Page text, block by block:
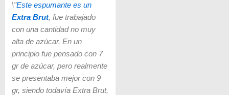
\”Este espumante es un
Extra Brut, fue trabajado
con una cantidad no muy
alta de azúcar. En un
principio fue pensado con 7
gr de azúcar, pero realmente
se presentaba mejor con 9
gr, siendo todavía Extra Brut,